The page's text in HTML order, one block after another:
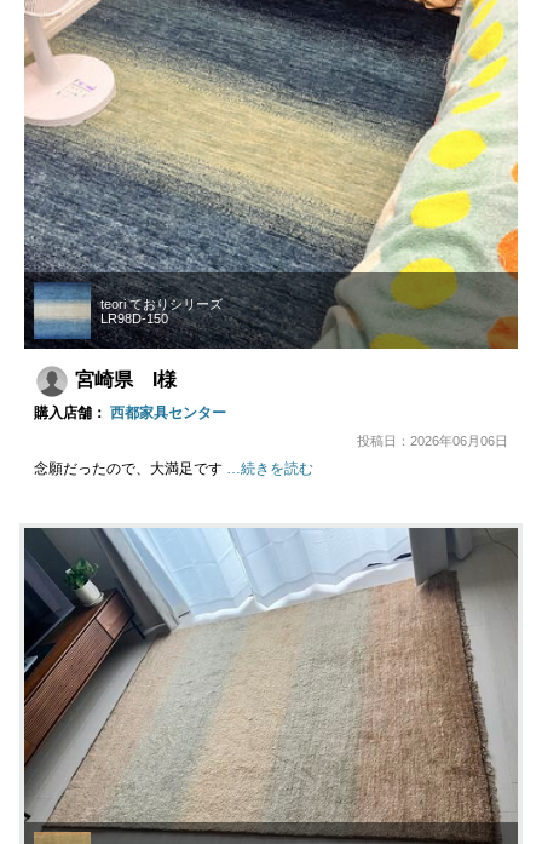
teori ておりシリーズ
LR98D-150
宮崎県 I様
購入店舗： 西都家具センター
投稿日：2026年06月06日
念願だったので、大満足です …続きを読む